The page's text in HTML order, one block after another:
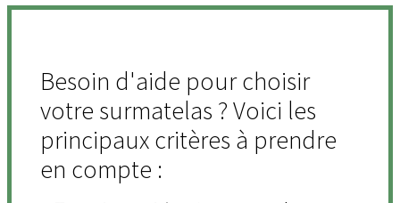
Besoin d'aide pour choisir
votre surmatelas ? Voici les
principaux critères à prendre
en compte :